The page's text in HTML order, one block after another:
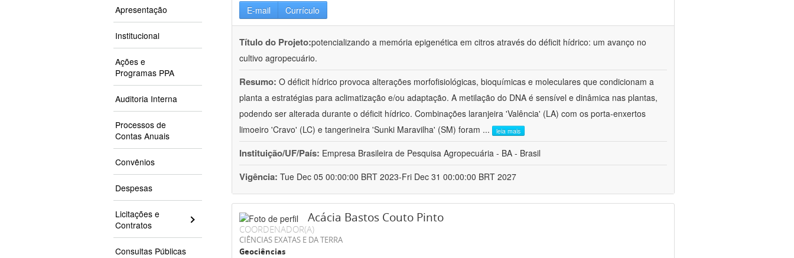
Apresentação
Institucional
Ações e
Programas PPA
Auditoria Interna
Processos de
Contas Anuais
Convênios
Despesas
Licitações e
Contratos
Consultas Públicas
E-mail Currículo
Título do Projeto:potencializando a memória epigenética em citros através do déficit hídrico: um avanço no
cultivo agropecuário.
Resumo: O déficit hídrico provoca alterações morfofisiológicas, bioquímicas e moleculares que condicionam a
planta a estratégias para aclimatização e/ou adaptação. A metilação do DNA é sensível e dinâmica nas plantas,
podendo ser alterada durante o déficit hídrico. Combinações laranjeira 'Valência' (LA) com os porta-enxertos
limoeiro 'Cravo' (LC) e tangerineira 'Sunki Maravilha' (SM) foram ... leia mais
Instituição/UF/País: Empresa Brasileira de Pesquisa Agropecuária - BA - Brasil
Vigência: Tue Dec 05 00:00:00 BRT 2023-Fri Dec 31 00:00:00 BRT 2027
Acácia Bastos Couto Pinto
COORDENADOR(A)
CIÊNCIAS EXATAS E DA TERRA
Geociências